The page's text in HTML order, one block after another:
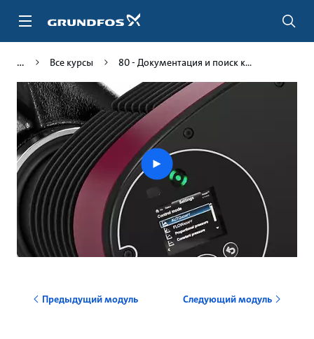
Все курсы 80 - Документация и поиск к...
Play
video
Предыдущий модуль Следующий модуль